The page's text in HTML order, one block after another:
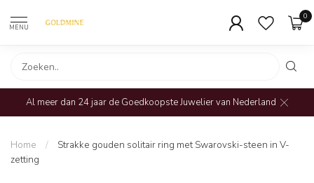
MENU
0
Al meer dan 24 jaar de Goedkoopste Juwelier van Nederland
Home /
Strakke gouden solitair ring met Swarovski-steen in V-
zetting